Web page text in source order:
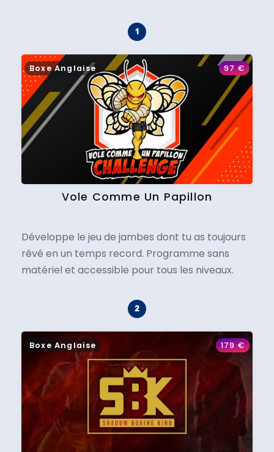
Boxe Anglaise 97€
Vole Comme Un Papillon
Développe le jeu de jambes dont tu as toujours
rêvé en un temps record. Programme sans
matériel et accessible pour tous les niveaux.
Boxe Anglaise 179€